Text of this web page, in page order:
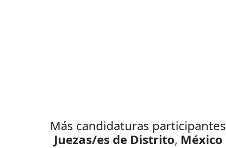
Más candidaturas participantes
Juezas/es de Distrito, México